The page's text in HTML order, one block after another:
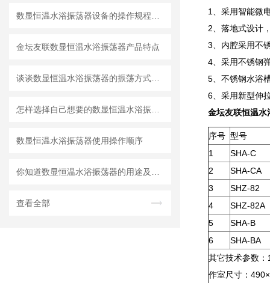
金坛友联数显恒温水浴振荡器产品特点
数显恒温水浴振荡器使用操作顺序
查看全部
1、采用智能微
2、落地式设计
3、内腔采用不
4、采用不锈钢
5、不锈钢水浴
6、采用新型伸
金坛友联恒温水
序号 型号
1
SHA-C
2
SHA-CA
3
SHZ-82
4
SHZ-82A
5
SHA-B
6
SHA-BA
其它技术参数
作室尺寸：